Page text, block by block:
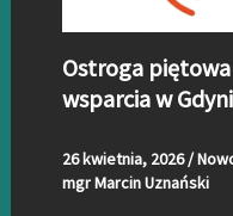
Ostroga
wsparcia w Gdyni
26 kwietnia, 2026/
mgr Marcin Uznański